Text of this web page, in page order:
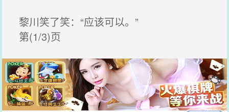
黎川笑了笑：“应该可以。”
第(1/3)页